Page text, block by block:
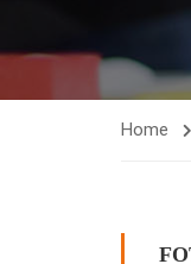
Home